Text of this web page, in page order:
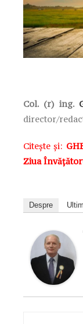
Col. (r) ing.
director/
Citește și:
Ziua
Despre